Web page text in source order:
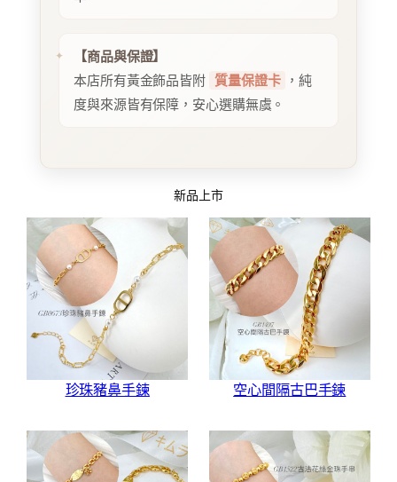
【商品與保證】
本店所有黃金飾品皆附 質量保證卡
，純
度與來源皆有保障，安心選購無虞。
新品上市
珍珠豬鼻手鍊 空心間隔古巴手鍊